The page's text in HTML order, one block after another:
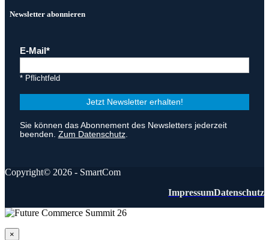
Newsletter abonnieren
E-Mail
* Pflichtfeld
Jetzt Newsletter erhalten!
Sie können das Abonnement des Newsletters jederzeit
beenden. Zum Datenschutz.
Copyright© 2026 - SmartCom
ImpressumDatenschutz
×